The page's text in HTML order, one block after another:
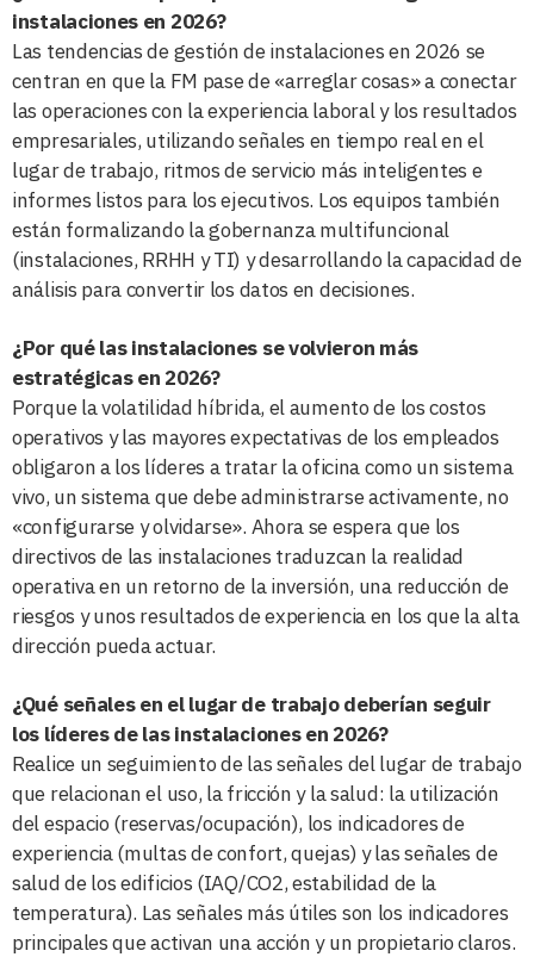
instalaciones en 2026?
Las tendencias de gestión de instalaciones en 2026 se
centran en que la FM pase de «arreglar cosas» a conectar
las operaciones con la experiencia laboral y los resultados
empresariales, utilizando señales en tiempo real en el
lugar de trabajo, ritmos de servicio más inteligentes e
informes listos para los ejecutivos. Los equipos también
están formalizando la gobernanza multifuncional
(instalaciones, RRHH y TI) y desarrollando la capacidad de
análisis para convertir los datos en decisiones.
¿Por qué las instalaciones se volvieron más
estratégicas en 2026?
Porque la volatilidad híbrida, el aumento de los costos
operativos y las mayores expectativas de los empleados
obligaron a los líderes a tratar la oficina como un sistema
vivo, un sistema que debe administrarse activamente, no
«configurarse y olvidarse». Ahora se espera que los
directivos de las instalaciones traduzcan la realidad
operativa en un retorno de la inversión, una reducción de
riesgos y unos resultados de experiencia en los que la alta
dirección pueda actuar.
¿Qué señales en el lugar de trabajo deberían seguir
los líderes de las instalaciones en 2026?
Realice un seguimiento de las señales del lugar de trabajo
que relacionan el uso, la fricción y la salud: la utilización
del espacio (reservas/ocupación), los indicadores de
experiencia (multas de confort, quejas) y las señales de
salud de los edificios (IAQ/CO2, estabilidad de la
temperatura). Las señales más útiles son los indicadores
principales que activan una acción y un propietario claros.